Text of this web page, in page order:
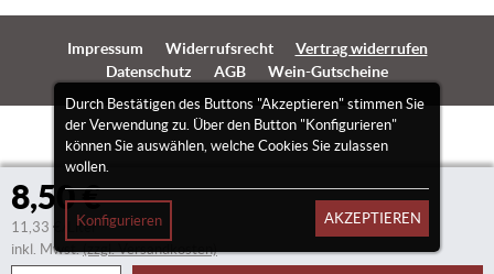
8,50 €
11,33 €/Liter
inkl. Mwst.(zzgl. Versandkosten)
Durch Bestätigen des Buttons "Akzeptieren" stimmen Sie
der Verwendung zu. Über den Button "Konfigurieren"
können Sie auswählen, welche Cookies Sie zulassen
wollen.
Konfigurieren AKZEPTIEREN
Impressum Widerrufsrecht
Vertrag widerrufen
Datenschutz
AGB Wein-Gutscheine